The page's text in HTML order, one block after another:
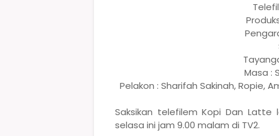
Masa :
Pelakon : Sharifah Sakinah, Ropie,
Saksikan telefilem Kopi Dan Latte
selasa ini jam 9.00 malam di TV2.